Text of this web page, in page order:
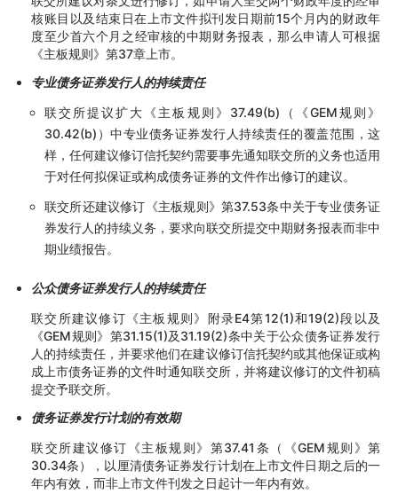
核账目以及结束日在上市文件拟刊发日期前15个月内的财政年
度至少首六个月之经审核的中期财务报表，那么申请人可根据
《主板规则》第37章上市。
专业债务证券发行人的持续责任
联交所提议扩大《主板规则》37.49(b)（《GEM规则》
30.42(b)）中专业债务证券发行人持续责任的覆盖范围，这
样，任何建议修订信托契约需要事先通知联交所的义务也适用
于对任何拟保证或构成债务证券的文件作出修订的建议。
联交所还建议修订《主板规则》第37.53条中关于专业债务证
券发行人的持续义务，要求向联交所提交中期财务报表而非中
期业绩报告。
公众债务证券发行人的持续责任
联交所建议修订《主板规则》附录E4第12(1)和19(2)段以及
《GEM规则》第31.15(1)及31.19(2)条中关于公众债务证券发行
人的持续责任，并要求他们在建议修订信托契约或其他保证或构
成上市债务证券的文件时通知联交所，并将建议修订的文件初稿
提交予联交所。
债务证券发行计划的有效期
联交所建议修订《主板规则》第37.41条（《GEM规则》第
30.34条），以厘清债务证券发行计划在上市文件日期之后的一
年内有效，而非上市文件刊发之日起计一年内有效。